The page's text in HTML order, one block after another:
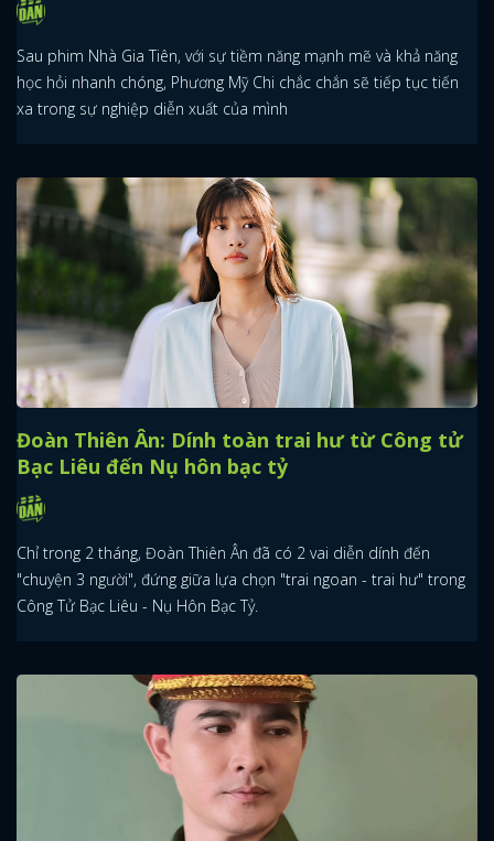
Sau phim Nhà Gia Tiên, với sự tiềm năng mạnh mẽ và khả năng
học hỏi nhanh chóng, Phương Mỹ Chi chắc chắn sẽ tiếp tục tiến
xa trong sự nghiệp diễn xuất của mình
Đoàn Thiên Ân: Dính toàn trai hư từ Công tử
Bạc Liêu đến Nụ hôn bạc tỷ
Chỉ trong 2 tháng, Đoàn Thiên Ân đã có 2 vai diễn dính đến
"chuyện 3 người", đứng giữa lựa chọn "trai ngoan - trai hư" trong
Công Tử Bạc Liêu - Nụ Hôn Bạc Tỷ.